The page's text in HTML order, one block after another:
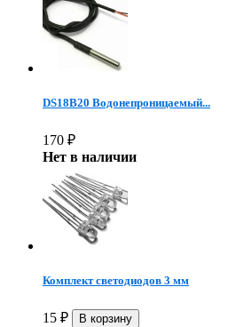
DS18B20 Водонепроницаемый...
170 ₽
Нет в наличии
Комплект светодиодов 3 мм
15 ₽